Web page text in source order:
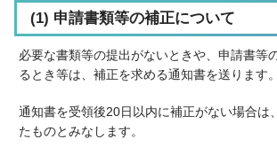
(1) 申請書類等の補正について
必要な書類等の提出がないときや、申請書等
るとき等は、補正を求める通知書を送ります。
通知書を受領後20日以内に補正がない場合は
たものとみなします。